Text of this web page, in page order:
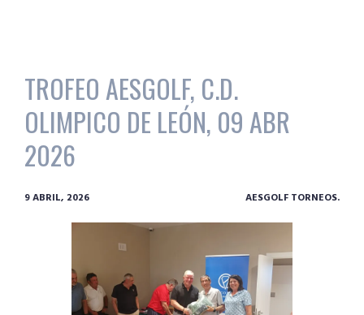
TROFEO AESGOLF, C.D.
OLIMPICO DE LEÓN, 09 ABR
2026
9 ABRIL, 2026 AESGOLF TORNEOS.